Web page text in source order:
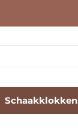
Schaakklokken